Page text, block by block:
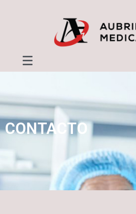
CONTACTO